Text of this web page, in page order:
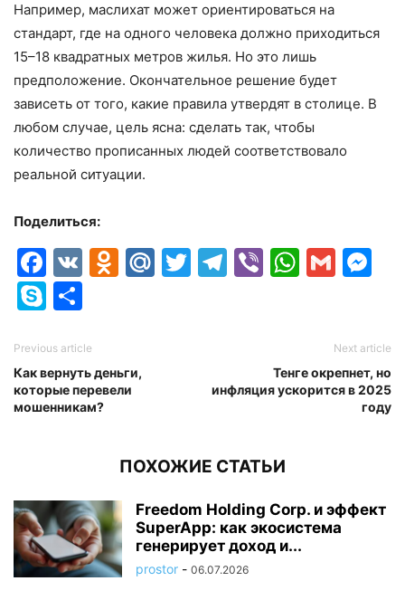
Например, маслихат может ориентироваться на
стандарт, где на одного человека должно приходиться
15–18 квадратных метров жилья. Но это лишь
предположение. Окончательное решение будет
зависеть от того, какие правила утвердят в столице. В
любом случае, цель ясна: сделать так, чтобы
количество прописанных людей соответствовало
реальной ситуации.
Поделиться:
Facebook
VK Odnoklassniki
Mail.Ru
Twitter
Telegram
Viber
Skype
Previous article
Как вернуть деньги,
которые перевели
мошенникам?
Next article
Тенге окрепнет, но
инфляция ускорится в 2025
году
ПОХОЖИЕ СТАТЬИ
Freedom Holding Corp. и эффект
SuperApp: как экосистема
генерирует доход и...
prostor - 06.07.2026